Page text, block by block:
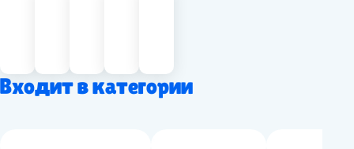
Входит в категории